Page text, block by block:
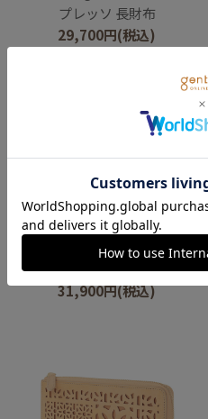
プレッソ 長財布
29,700円(税込)
genten
プレッソ L字ファスナー長財布
31,900円(税込)